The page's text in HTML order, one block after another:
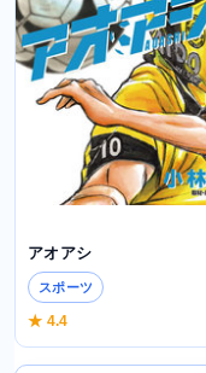
アオアシ
スポーツ
★ 4.4